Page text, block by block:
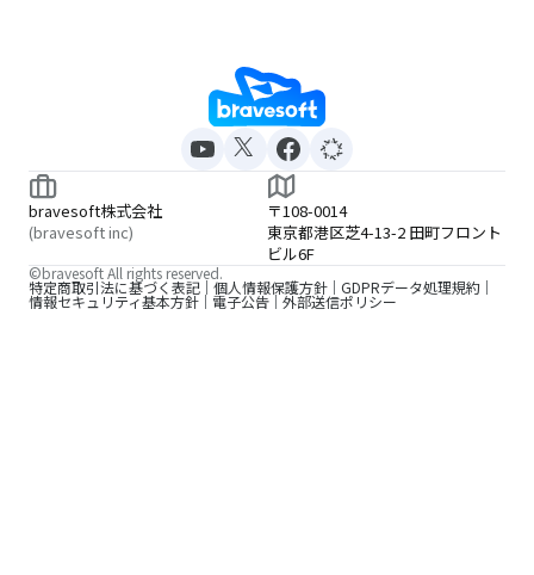
bravesoft株式会社
(bravesoft inc)
〒108-0014
東京都港区芝4-13-2 田町フロント
ビル6F
特定商取引法に基づく表記 個人情報保護方針 GDPRデータ処理規約
情報セキュリティ基本方針 電子公告 外部送信ポリシー
©bravesoft All rights reserved.